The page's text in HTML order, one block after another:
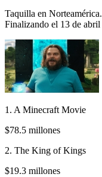
Taquilla en Norteamérica.
Finalizando el 13 de abril
1. A Minecraft Movie
$78.5 millones
2. The King of Kings
$19.3 millones